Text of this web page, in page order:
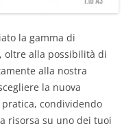
la gamma di
oltre alla possibilità di
alla nostra
la nuova
pratica, condividendo
risorsa su uno dei tuoi